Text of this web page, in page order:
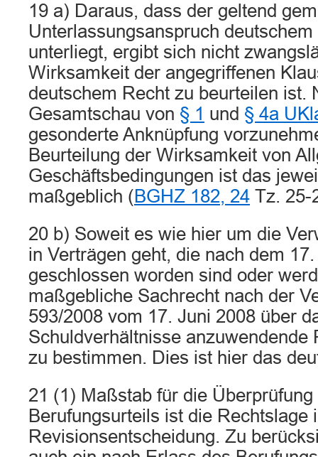
19 a) Daraus, dass der geltend
Unterlassungsanspruch
unterliegt, ergibt sich nicht
Wirksamkeit der angegriffenen
deutschem Recht zu beurteilen ist.
Gesamtschau von § 1 und § 4a
gesonderte Anknüpfung
Beurteilung der Wirksamkeit von
Geschäftsbedingungen ist das
maßgeblich (BGHZ 182, 24 Tz. 25-
20 b) Soweit es wie hier um die
in Verträgen geht, die nach dem
geschlossen worden sind oder
maßgebliche Sachrecht nach der
593/2008 vom 17. Juni 2008 über
Schuldverhältnisse anzuwendende
zu bestimmen. Dies ist hier das
21 (1) Maßstab für die Überprüfung
Berufungsurteils ist die Rechtslage
Revisionsentscheidung. Zu